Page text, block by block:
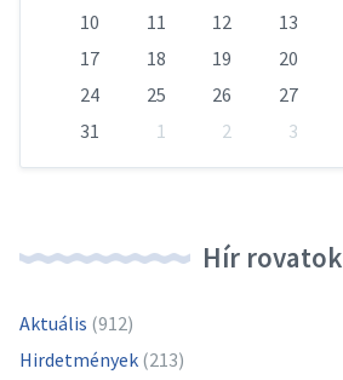
10
11 12 13
17
18 19 20
24
25 26 27
31
1 2 3
Hír rovatok
Aktuális (912)
Hirdetmények (213)